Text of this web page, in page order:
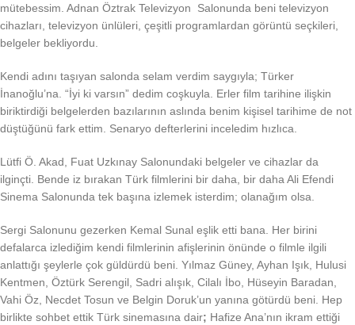
mütebessim. Adnan Öztrak Televizyon Salonunda beni televizyon
cihazları, televizyon ünlüleri, çeşitli programlardan görüntü seçkileri,
belgeler bekliyordu.
Kendi adını taşıyan salonda selam verdim saygıyla; Türker
İnanoğlu’na. “İyi ki varsın” dedim coşkuyla. Erler film tarihine ilişkin
biriktirdiği belgelerden bazılarının aslında benim kişisel tarihime de not
düştüğünü fark ettim. Senaryo defterlerini inceledim hızlıca.
Lütfi Ö. Akad, Fuat Uzkınay Salonundaki belgeler ve cihazlar da
ilginçti. Bende iz bırakan Türk filmlerini bir daha, bir daha Ali Efendi
Sinema Salonunda tek başına izlemek isterdim; olanağım olsa.
Sergi Salonunu gezerken Kemal Sunal eşlik etti bana. Her birini
defalarca izlediğim kendi filmlerinin afişlerinin önünde o filmle ilgili
anlattığı şeylerle çok güldürdü beni. Yılmaz Güney, Ayhan Işık, Hulusi
Kentmen, Öztürk Serengil, Sadri alışık, Cilalı İbo, Hüseyin Baradan,
Vahi Öz, Necdet Tosun ve Belgin Doruk’un yanına götürdü beni. Hep
birlikte sohbet ettik Türk sinemasına dair; Hafize Ana’nın ikram ettiği